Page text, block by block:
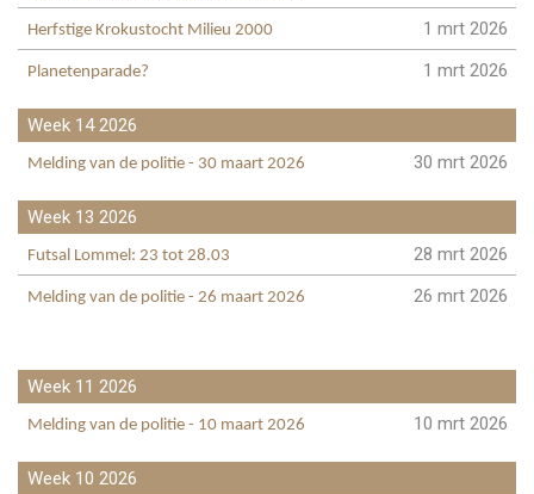
Herfstige Krokustocht Milieu 2000 1 mrt 2026
Planetenparade? 1 mrt 2026
Week 14 2026
Melding van de politie - 30 maart 2026 30 mrt 2026
Week 13 2026
Futsal Lommel: 23 tot 28.03 28 mrt 2026
Melding van de politie - 26 maart 2026 26 mrt 2026
Week 11 2026
Melding van de politie - 10 maart 2026 10 mrt 2026
Week 10 2026